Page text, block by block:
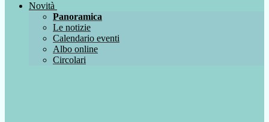
Novità
Panoramica
Le notizie
Calendario eventi
Albo online
Circolari